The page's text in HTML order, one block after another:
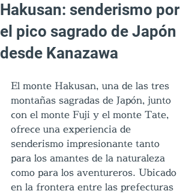
Hakusan: senderismo por
el pico sagrado de Japón
desde Kanazawa
El monte Hakusan, una de las tres
montañas sagradas de Japón, junto
con el monte Fuji y el monte Tate,
ofrece una experiencia de
senderismo impresionante tanto
para los amantes de la naturaleza
como para los aventureros. Ubicado
en la frontera entre las prefecturas